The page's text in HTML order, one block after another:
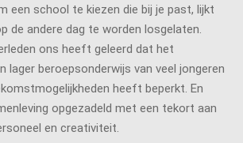
een school te kiezen die bij je past, lijkt
de andere dag te worden losgelaten.
ons heeft geleerd dat het
lager beroepsonderwijs van veel jongeren
heeft beperkt. En
opgezadeld met een tekort aan
en creativiteit.